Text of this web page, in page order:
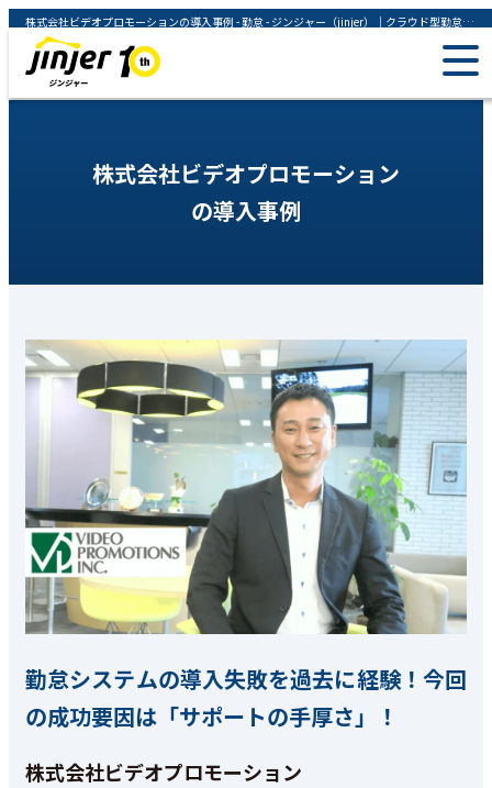
株式会社ビデオプロモーションの導入事例 - 勤怠 - ジンジャー（jinjer）｜クラウド型勤怠管理システム
株式会社ビデオプロモーション
の導入事例
勤怠システムの導入失敗を過去に経験！今回
の成功要因は「サポートの手厚さ」！
株式会社ビデオプロモーション